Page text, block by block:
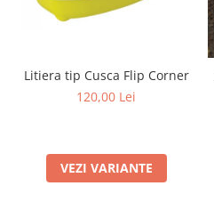
Litiera tip Cusca Flip Corner
120,00 Lei
VEZI VARIANTE